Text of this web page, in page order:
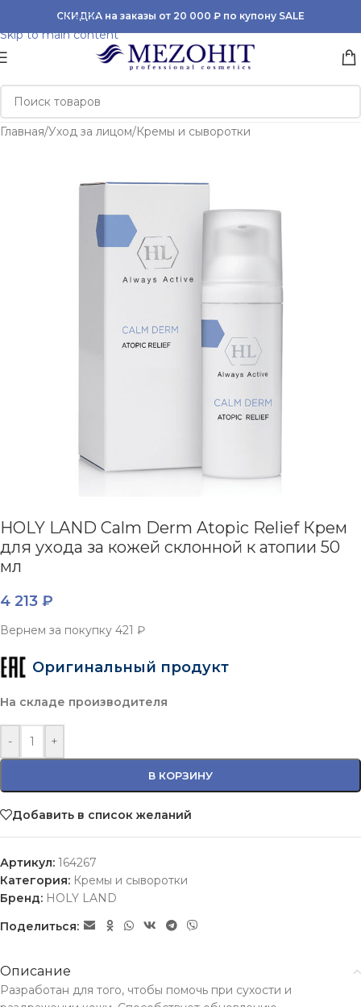
Skip to navigation
Skip to main content
СКИДКА на заказы от 20 000 ₽ по купону SALE
Главная/Уход за лицом/Кремы и сыворотки
HOLY LAND Calm Derm Atopic Relief Крем
для ухода за кожей склонной к атопии 50
мл
4 213 ₽
Вернем за покупку 421 ₽
Оригинальный продукт
На складе производителя
- +
В КОРЗИНУ
Добавить в список желаний
Артикул: 164267
Категория: Кремы и сыворотки
Бренд: HOLY LAND
Поделиться:
Описание
Разработан для того, чтобы помочь при сухости и